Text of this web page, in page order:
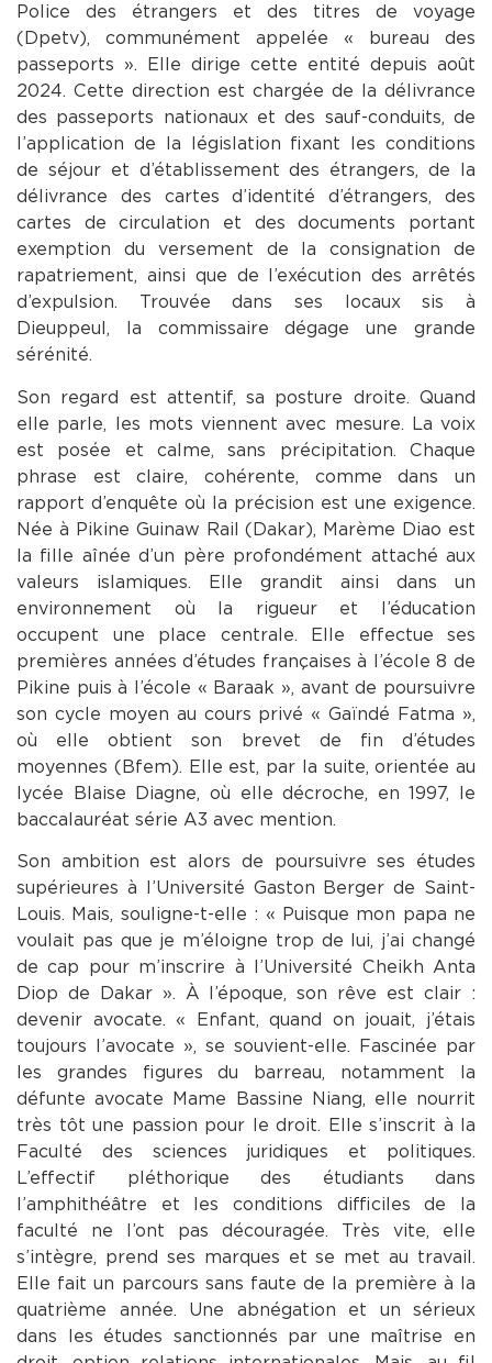
Police des étrangers et des titres de voyage
(Dpetv), communément appelée « bureau des
passeports ». Elle dirige cette entité depuis août
2024. Cette direction est chargée de la délivrance
des passeports nationaux et des sauf-conduits, de
l’application de la législation fixant les conditions
de séjour et d’établissement des étrangers, de la
délivrance des cartes d’identité d’étrangers, des
cartes de circulation et des documents portant
exemption du versement de la consignation de
rapatriement, ainsi que de l’exécution des arrêtés
d’expulsion. Trouvée dans ses locaux sis à
Dieuppeul, la commissaire dégage une grande
sérénité.
Son regard est attentif, sa posture droite. Quand
elle parle, les mots viennent avec mesure. La voix
est posée et calme, sans précipitation. Chaque
phrase est claire, cohérente, comme dans un
rapport d’enquête où la précision est une exigence.
Née à Pikine Guinaw Rail (Dakar), Marème Diao est
la fille aînée d’un père profondément attaché aux
valeurs islamiques. Elle grandit ainsi dans un
environnement où la rigueur et l’éducation
occupent une place centrale. Elle effectue ses
premières années d’études françaises à l’école 8 de
Pikine puis à l’école « Baraak », avant de poursuivre
son cycle moyen au cours privé « Gaïndé Fatma »,
où elle obtient son brevet de fin d’études
moyennes (Bfem). Elle est, par la suite, orientée au
lycée Blaise Diagne, où elle décroche, en 1997, le
baccalauréat série A3 avec mention.
Son ambition est alors de poursuivre ses études
supérieures à l’Université Gaston Berger de Saint-
Louis. Mais, souligne-t-elle : « Puisque mon papa ne
voulait pas que je m’éloigne trop de lui, j’ai changé
de cap pour m’inscrire à l’Université Cheikh Anta
Diop de Dakar ». À l’époque, son rêve est clair :
devenir avocate. « Enfant, quand on jouait, j’étais
toujours l’avocate », se souvient-elle. Fascinée par
les grandes figures du barreau, notamment la
défunte avocate Mame Bassine Niang, elle nourrit
très tôt une passion pour le droit. Elle s’inscrit à la
Faculté des sciences juridiques et politiques.
L’effectif pléthorique des étudiants dans
l’amphithéâtre et les conditions difficiles de la
faculté ne l’ont pas découragée. Très vite, elle
s’intègre, prend ses marques et se met au travail.
Elle fait un parcours sans faute de la première à la
quatrième année. Une abnégation et un sérieux
dans les études sanctionnés par une maîtrise en